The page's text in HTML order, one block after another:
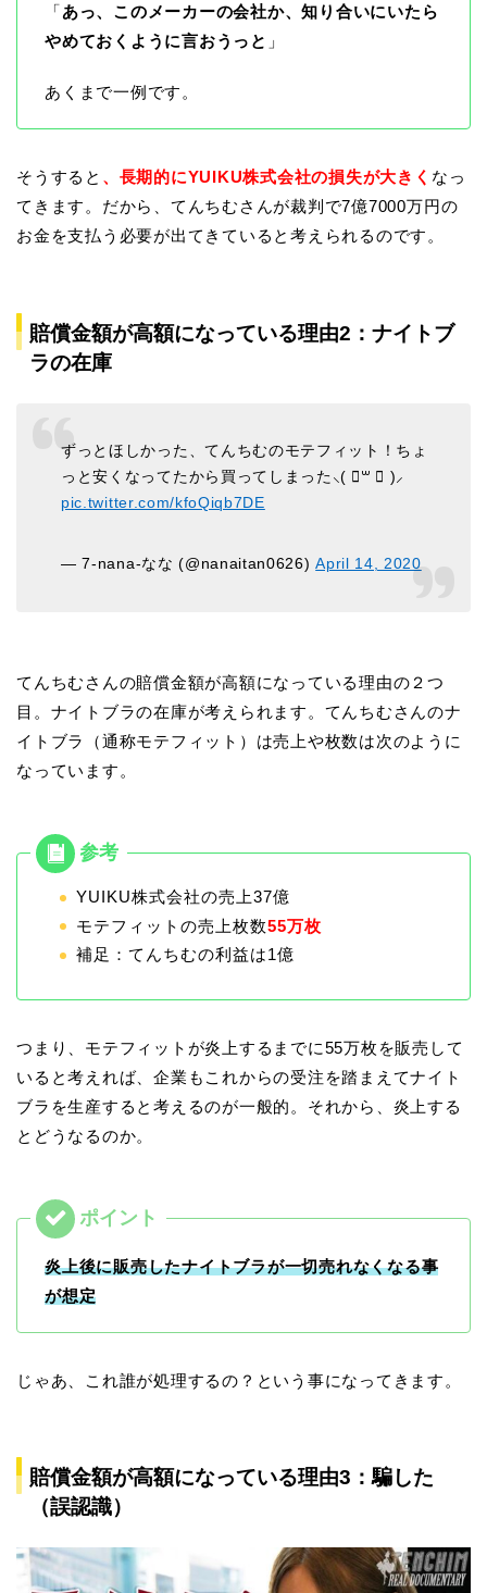
「あっ、このメーカーの会社か、知り合いにいたら
やめておくように言おうっと 」
あくまで一例です。
そうすると 、長期的にYUIKU株式会社の損失が大きく なっ
てきます。だから、てんちむさんが裁判で7億7000万円の
お金を支払う必要が出てきていると考えられるのです。
賠償金額が高額になっている理由2：ナイトブ
ラの在庫
ずっとほしかった、てんちむのモテフィット！ちょ
っと安くなってたから買ってしまった⸜( ॑꒳ ॑ )⸝
pic.twitter.com/kfoQiqb7DE
— 7-nana-なな (@nanaitan0626)April 14, 2020
てんちむさんの賠償金額が高額になっている理由の２つ
目。ナイトブラの在庫が考えられます。てんちむさんのナ
イトブラ（通称モテフィット）は売上や枚数は次のように
なっています。
YUIKU株式会社の売上37億
モテフィット の売上枚数55万枚
補足：てんちむの利益は1億
つまり、モテフィットが炎上するまでに55万枚を販売して
いると考えれば、企業もこれからの受注を踏まえてナイト
ブラを生産すると考えるのが一般的。それから、炎上する
とどうなるのか。
炎上後に販売したナイトブラが一切売れなくなる事
が想定
じゃあ、これ誰が処理するの？という事になってきます。
賠償金額が高額になっている理由3：騙した
（誤認識）